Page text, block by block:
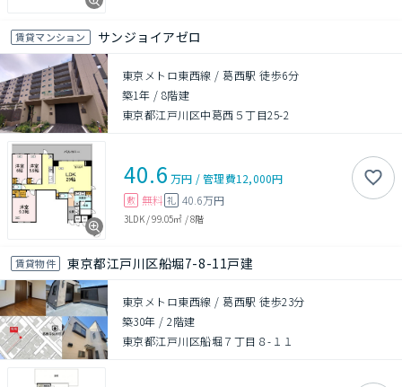
賃貸マンション サンジョイアゼロ
東京メトロ東西線 / 葛西駅 徒歩6分
築1年 / 8階建
東京都江戸川区中葛西５丁目25-2
40.6 万円 /管理費12,000円
敷 無料 礼 40.6万円
3LDK/99.05㎡ /8階
賃貸物件 東京都江戸川区船堀7-8-11戸建
東京メトロ東西線 / 葛西駅 徒歩23分
築30年 /2階建
東京都江戸川区船堀７丁目８-１１